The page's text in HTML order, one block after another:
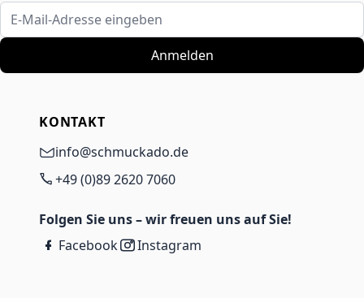
E-Mail-Adresse eingeben
Anmelden
KONTAKT
info@schmuckado.de
+49 (0)89 2620 7060
Folgen Sie uns – wir freuen uns auf Sie!
Facebook
Instagram